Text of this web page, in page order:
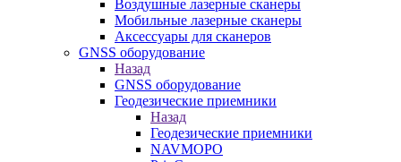
Воздушные лазерные сканеры
Мобильные лазерные сканеры
Аксессуары для сканеров
GNSS оборудование
Назад
GNSS оборудование
Геодезические приемники
Назад
Геодезические приемники
NAVMOPO